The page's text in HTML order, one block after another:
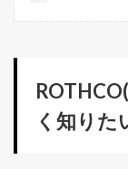
く知りた